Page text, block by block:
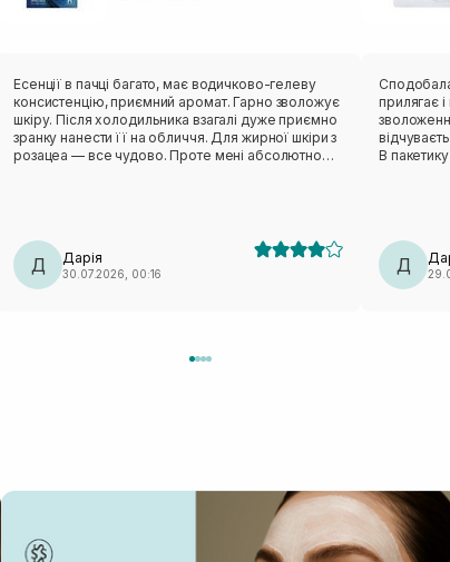
Есенції в пачці багато, має водичково-гелеву
консистенцію, приємний аромат. Гарно зволожує
шкіру. Після холодильника взагалі дуже приємно
зранку нанести її на обличчя. Для жирної шкіри з
розацеа — все чудово. Проте мені абсолютно
вдруге не повторю (лише через лекало).
Д Дарія
30.07.2026, 00:16
Сподобалася ця
прилягає і
В
класна
Д